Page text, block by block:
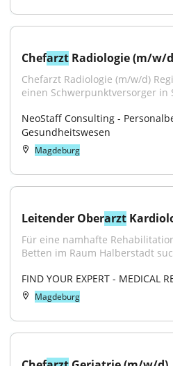
Chefarzt Radiologie (m/w/
Chefarzt Radiologie (m/w/d)
einen Schwerpunktversorger in
NeoStaff Consulting -
Gesundheitswesen
Magdeburg
Leitender Oberarzt
Für eine namhafte
Betten im Raum Halberstadt
FIND YOUR EXPERT - MEDICAL
Magdeburg